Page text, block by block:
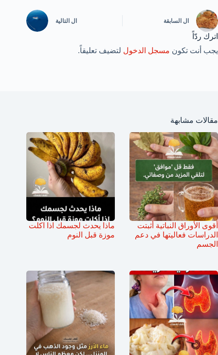
ال السابقة ال التالية
اترك ردّاً
يجب أنت تكون مسجل الدخول لتضيف تعليقاً.
مقالات مشابهة
أقوى الأوراق النباتية أثبتت
الدراسات فعاليتها في دعم
الجسم
ماذا يحدث لجسمك اذا اكلت
موزة قبل النوم